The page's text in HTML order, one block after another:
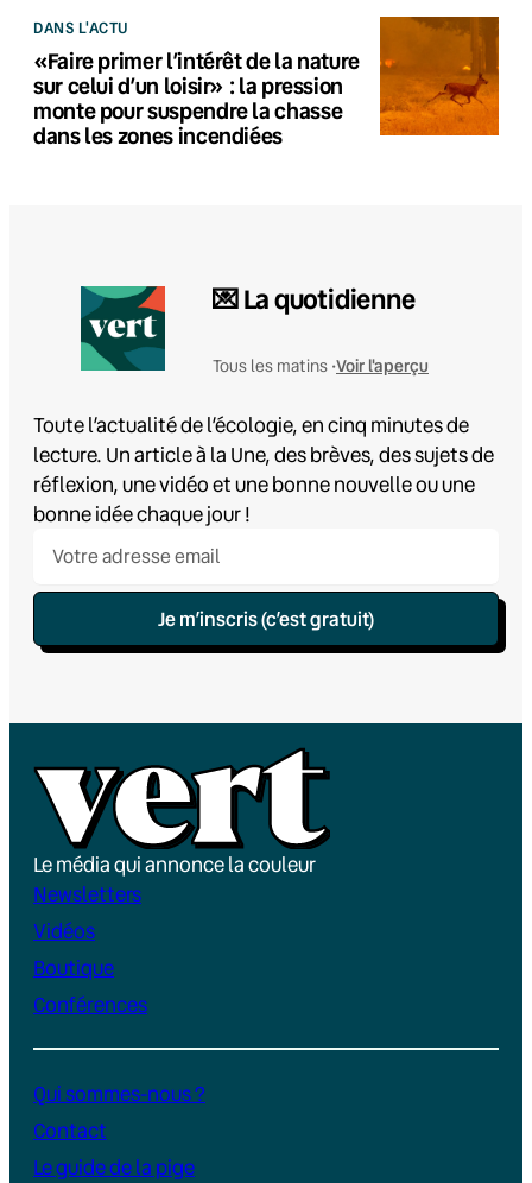
DANS L'ACTU
«Faire primer l’intérêt de la nature
sur celui d’un loisir» : la pression
monte pour suspendre la chasse
dans les zones incendiées
💌 La quotidienne
Tous les matins •Voir l'aperçu
Toute l’actualité de l’écologie, en cinq minutes de
lecture. Un article à la Une, des brèves, des sujets de
réflexion, une vidéo et une bonne nouvelle ou une
bonne idée chaque jour !
Je m’inscris (c’est gratuit)
Le média qui annonce la couleur
Newsletters
Vidéos
Boutique
Conférences
Qui sommes-nous ?
Contact
Le guide de la pige